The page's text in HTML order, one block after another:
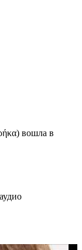
вошла в